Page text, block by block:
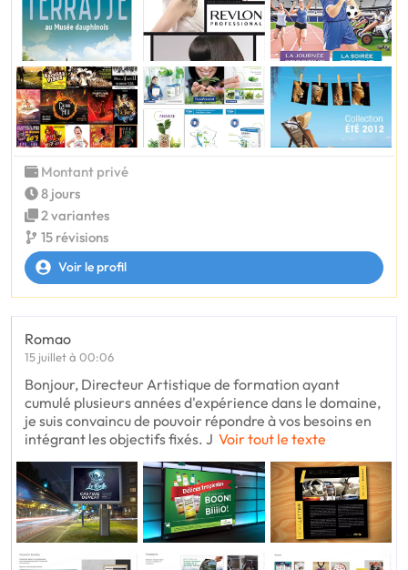
Montant privé
8 jours
2 variantes
15 révisions
Voir le profil
Romao
15 juillet à 00:06
Bonjour, Directeur Artistique de formation ayant
cumulé plusieurs années d'expérience dans le domaine,
je suis convaincu de pouvoir répondre à vos besoins en
intégrant les objectifs fixés. J Voir tout le texte